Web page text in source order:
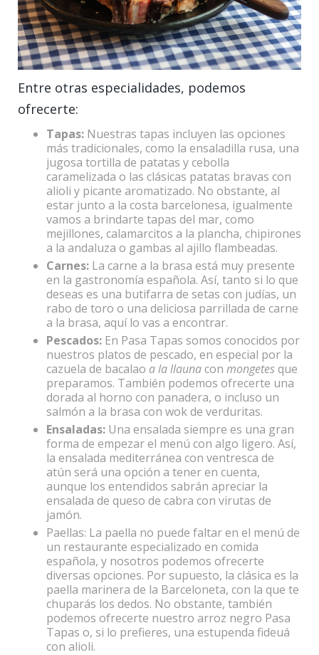
Entre otras especialidades, podemos
ofrecerte:
Tapas: Nuestras tapas incluyen las opciones
más tradicionales, como la ensaladilla rusa, una
jugosa tortilla de patatas y cebolla
caramelizada o las clásicas patatas bravas con
alioli y picante aromatizado. No obstante, al
estar junto a la costa barcelonesa, igualmente
vamos a brindarte tapas del mar, como
mejillones, calamarcitos a la plancha, chipirones
a la andaluza o gambas al ajillo flambeadas.
Carnes: La carne a la brasa está muy presente
en la gastronomía española. Así, tanto si lo que
deseas es una butifarra de setas con judías, un
rabo de toro o una deliciosa parrillada de carne
a la brasa, aquí lo vas a encontrar.
Pescados: En Pasa Tapas somos conocidos por
nuestros platos de pescado, en especial por la
cazuela de bacalao a la llaunacon mongetesque
preparamos. También podemos ofrecerte una
dorada al horno con panadera, o incluso un
salmón a la brasa con wok de verduritas.
Ensaladas: Una ensalada siempre es una gran
forma de empezar el menú con algo ligero. Así,
la ensalada mediterránea con ventresca de
atún será una opción a tener en cuenta,
aunque los entendidos sabrán apreciar la
ensalada de queso de cabra con virutas de
jamón.
Paellas: La paella no puede faltar en el menú de
un restaurante especializado en comida
española, y nosotros podemos ofrecerte
diversas opciones. Por supuesto, la clásica es la
paella marinera de la Barceloneta, con la que te
chuparás los dedos. No obstante, también
podemos ofrecerte nuestro arroz negro Pasa
Tapas o, si lo prefieres, una estupenda fideuá
con alioli.